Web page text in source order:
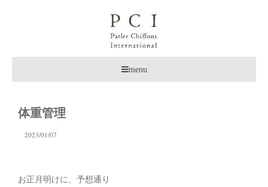
menu
体重管理
2023/01/07
お正月明けに、予想通り